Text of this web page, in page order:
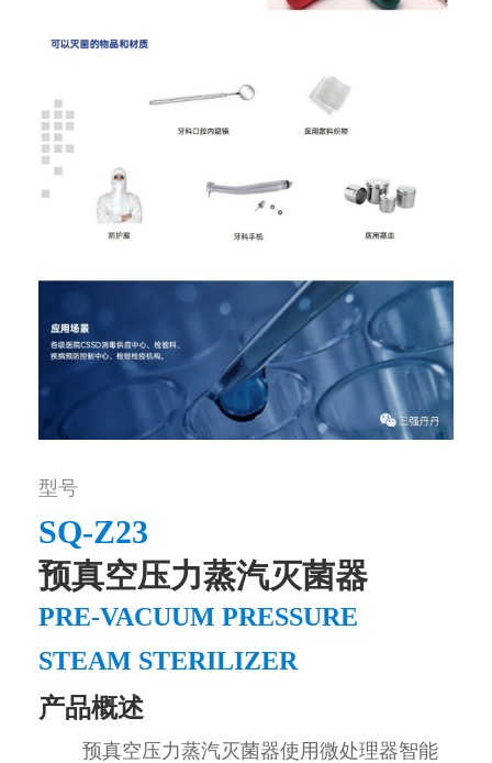
型号
SQ-Z23
预真空压力蒸汽灭菌器
PRE-VACUUM PRESSURE
STEAM STERILIZER
产品概述
预真空压力蒸汽灭菌器使用微处理器智能